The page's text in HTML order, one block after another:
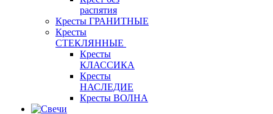
распятия
Кресты ГРАНИТНЫЕ
Кресты
СТЕКЛЯННЫЕ
Кресты
КЛАССИКА
Кресты
НАСЛЕДИЕ
Кресты ВОЛНА